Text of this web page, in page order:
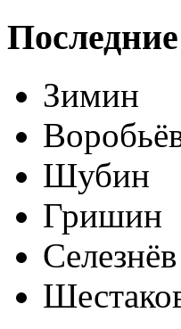
Зимин
Шубин
Гришин
Селезнёв